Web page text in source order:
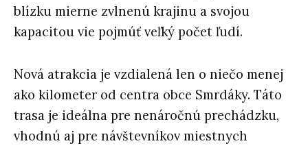
blízku mierne zvlnenú krajinu a svojou
kapacitou vie pojmúť veľký počet ľudí.
Nová atrakcia je vzdialená len o niečo menej
ako kilometer od centra obce Smrdáky. Táto
trasa je ideálna pre nenáročnú prechádzku,
vhodnú aj pre návštevníkov miestnych